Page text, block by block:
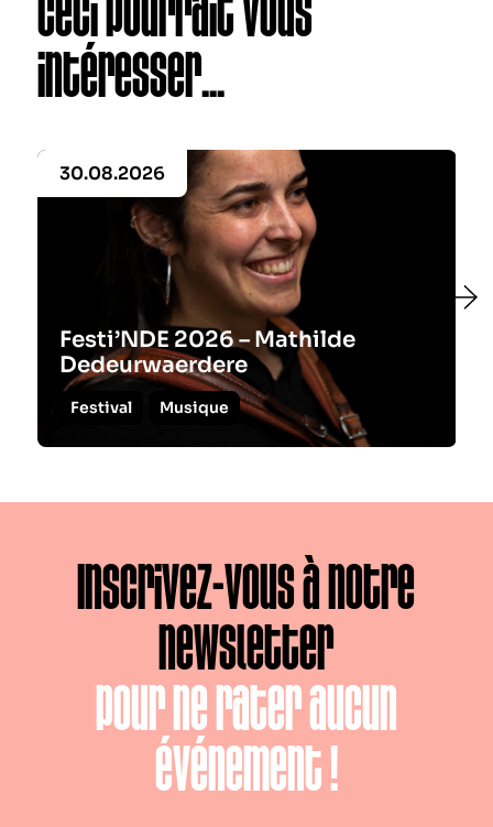
Ceci pourrait vous
intéresser...
30.08.2026
Festi’NDE 2026 – Mathilde
Dedeurwaerdere
Festival Musique
Inscrivez-vous à notre
newsletter
pour ne rater aucun
événement !